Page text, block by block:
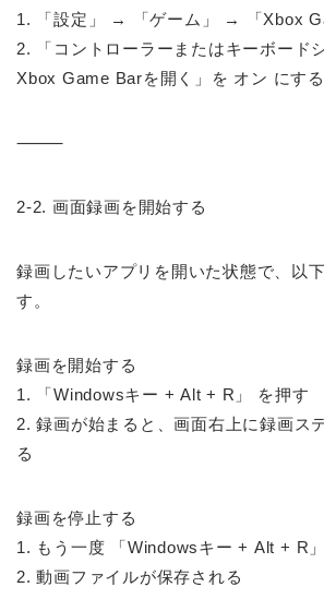
1. 「設定」 → 「ゲーム」 → 「Xbox
2. 「コントローラーまたはキーボード
Xbox Game Barを開く」を オン にする
⸻
2-2. 画面録画を開始する
録画したいアプリを開いた状態で、以
す。
録画を開始する
1. 「Windowsキー + Alt + R」 を押す
2. 録画が始まると、画面右上に録画ス
る
録画を停止する
1. もう一度 「Windowsキー + Alt + R
2. 動画ファイルが保存される